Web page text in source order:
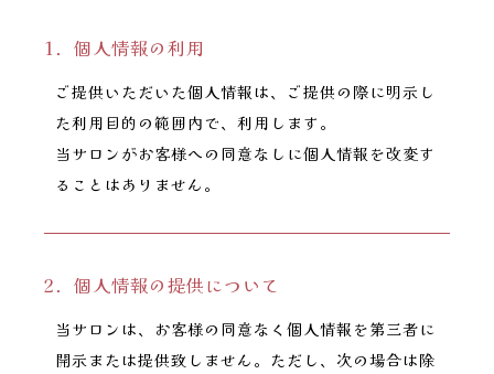
1．個人情報の利用
ご提供いただいた個人情報は、ご提供の際に明示し
た利用目的の範囲内で、利用します。
当サロンがお客様への同意なしに個人情報を改変す
ることはありません。
2．個人情報の提供について
当サロンは、お客様の同意なく個人情報を第三者に
開示または提供致しません。ただし、次の場合は除